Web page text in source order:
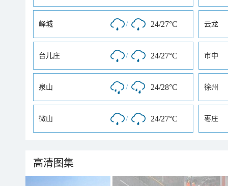
峄城 / 24/27°C 云龙
台儿庄 / 24/27°C 市中
泉山 / 24/28°C 徐州
微山 / 24/27°C 枣庄
高清图集